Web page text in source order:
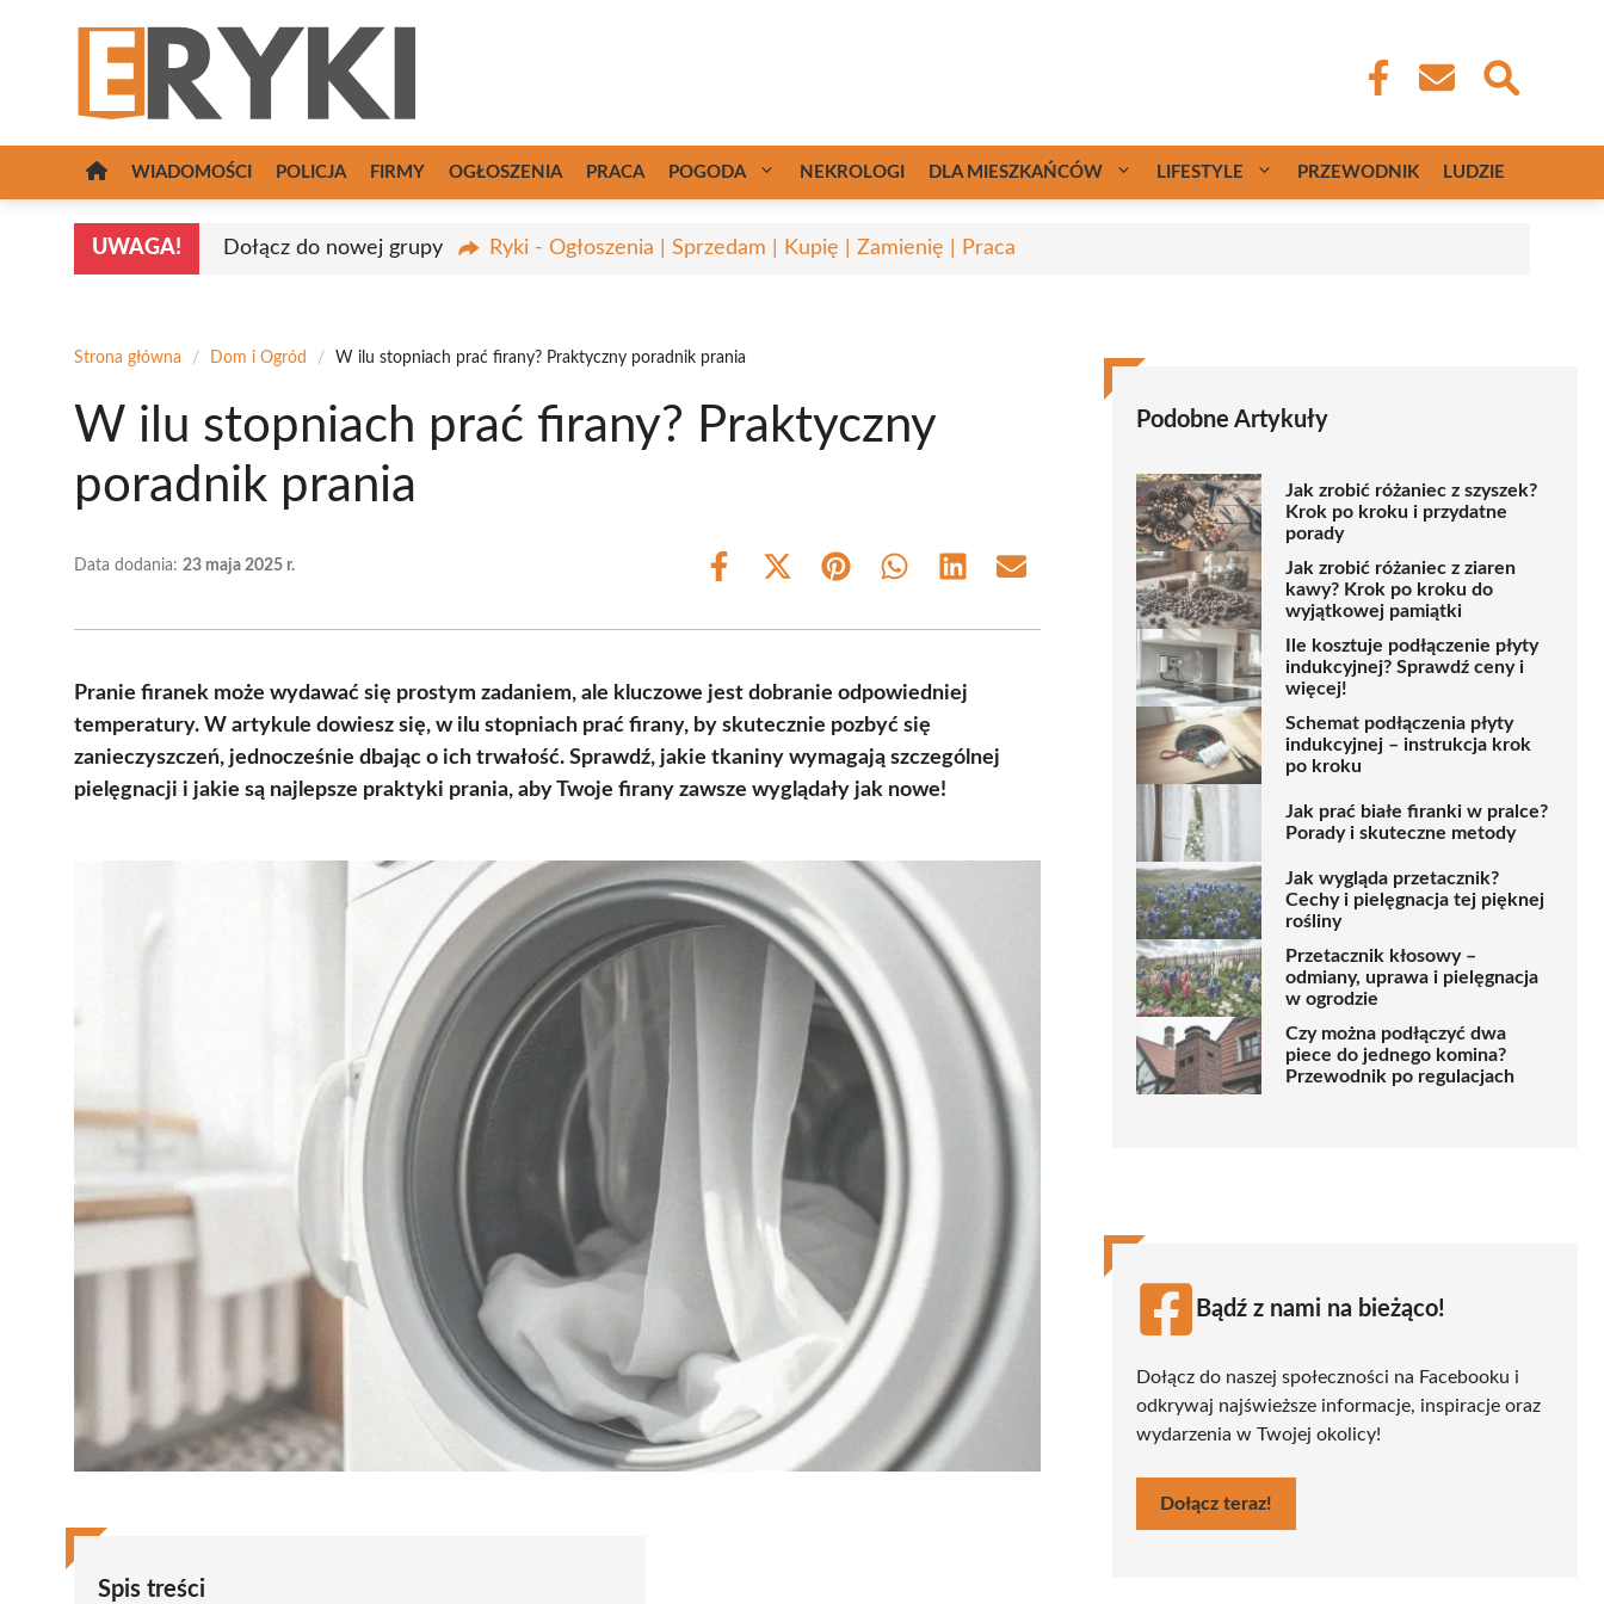
WIADOMOŚCI POLICJA FIRMY OGŁOSZENIA PRACA POGODA NEKROLOGI DLA MIESZKAŃCÓW LIFESTYLE PRZEWODNIK LUDZIE
UWAGA! Dołącz do nowej grupy Ryki - Ogłoszenia | Sprzedam | Kupię | Zamienię | Praca
Strona główna / Dom i Ogród / W ilu stopniach prać firany? Praktyczny poradnik prania
W ilu stopniach prać firany? Praktyczny
poradnik prania
Data dodania: 23 maja 2025 r.
Share
Share
(Twitter)
Share Share Share Share
Pranie firanek może wydawać się prostym zadaniem, ale kluczowe jest dobranie odpowiedniej
temperatury. W artykule dowiesz się, w ilu stopniach prać firany, by skutecznie pozbyć się
zanieczyszczeń, jednocześnie dbając o ich trwałość. Sprawdź, jakie tkaniny wymagają szczególnej
pielęgnacji i jakie są najlepsze praktyki prania, aby Twoje firany zawsze wyglądały jak nowe!
Spis treści
Podobne Artykuły
Jak zrobić różaniec z szyszek?
Krok po kroku i przydatne
porady
Jak zrobić różaniec z ziaren
kawy? Krok po kroku do
wyjątkowej pamiątki
Ile kosztuje podłączenie płyty
indukcyjnej? Sprawdź ceny i
więcej!
Schemat podłączenia płyty
indukcyjnej – instrukcja krok
po kroku
Jak prać białe firanki w pralce?
Porady i skuteczne metody
Jak wygląda przetacznik?
Cechy i pielęgnacja tej pięknej
rośliny
Przetacznik kłosowy –
odmiany, uprawa i pielęgnacja
w ogrodzie
Czy można podłączyć dwa
piece do jednego komina?
Przewodnik po regulacjach
Bądź z nami na bieżąco!
Dołącz do naszej społeczności na Facebooku i
odkrywaj najświeższe informacje, inspiracje oraz
wydarzenia w Twojej okolicy!
Dołącz teraz!